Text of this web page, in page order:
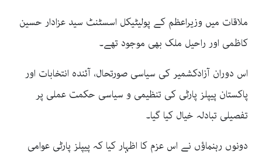
ملاقات میں وزیراعظم کے پولیٹیکل اسسٹنٹ سید عزادار حسین
کاظمی اور راحیل ملک بھی موجود تھے۔
اس دوران آزادکشمیر کی سیاسی صورتحال، آئندہ انتخابات اور
پاکستان پیپلز پارٹی کی تنظیمی و سیاسی حکمت عملی پر
تفصیلی تبادلہ خیال کیا گیا۔
دونوں رہنماؤں نے اس عزم کا اظہار کیا کہ پیپلز پارٹی عوامی